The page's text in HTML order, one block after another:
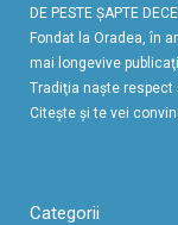
DE PESTE ŞAPTE
Fondat la Oradea, în
mai longevive
Tradiţia naşte respect
Citeşte şi te vei
Categorii